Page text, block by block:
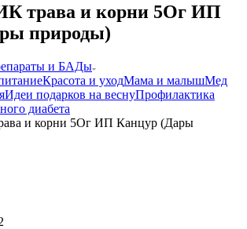
трава и корни 5Ог ИП
природы)
и БАДы
Красота и уходМама и малышМед
Идеи подарков на веснуПрофилактика
диабета
и корни 5Ог ИП Канцур (Дары